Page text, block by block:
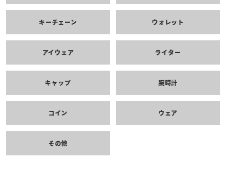
キーチェーン ウォレット
アイウェア ライター
キャップ 腕時計
コイン ウェア
その他